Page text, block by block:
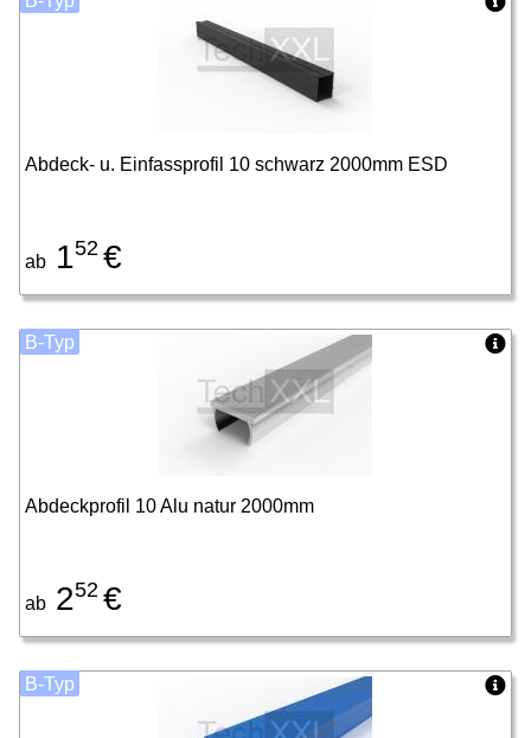
Abdeck- u. Einfassprofil 10 schwarz 2000mm ESD
ab 152 €
Abdeckprofil 10 Alu natur 2000mm
ab 252 €
B-Typ
B-Typ